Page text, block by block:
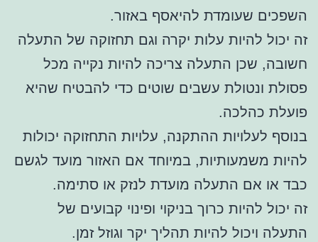
השפכים שעומדת להיאסף באזור.
זה יכול להיות עלות יקרה וגם תחזוקה של התעלה
חשובה, שכן התעלה צריכה להיות נקייה מכל
פסולת ונטולת עשבים שוטים כדי להבטיח שהיא
פועלת כהלכה.
בנוסף לעלויות ההתקנה, עלויות התחזוקה יכולות
להיות משמעותיות, במיוחד אם האזור מועד לגשם
כבד או אם התעלה מועדת לנזק או סתימה.
זה יכול להיות כרוך בניקוי ופינוי קבועים של
התעלה ויכול להיות תהליך יקר וגוזל זמן.